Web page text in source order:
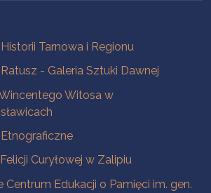
Tarnowa i Regionu
- Galeria Sztuki Dawnej
Witosa w
Curyłowej w Zalipiu
Centrum Edukacji o Pamięci im. gen.